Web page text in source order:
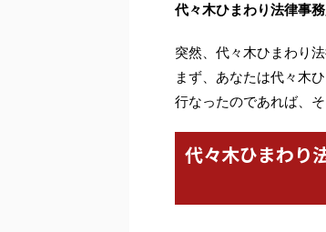
代々木ひまわり法律事
突然、代々木ひまわり
まず、あなたは代々木
行なったのであれば、
代々木ひまわり